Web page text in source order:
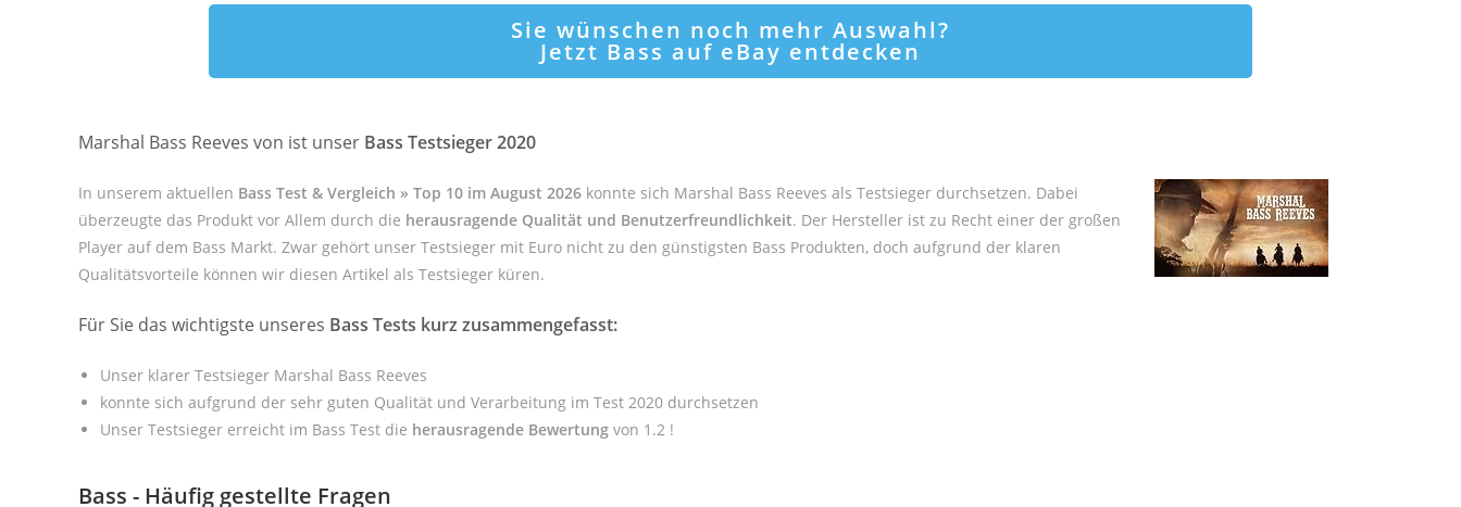
Sie wünschen noch mehr Auswahl?
Jetzt Bass auf eBay entdecken
Marshal Bass Reeves von ist unser Bass Testsieger 2020
In unserem aktuellen Bass Test & Vergleich » Top 10 im August 2026 konnte sich Marshal Bass Reeves als Testsieger durchsetzen. Dabei
überzeugte das Produkt vor Allem durch die herausragende Qualität und Benutzerfreundlichkeit. Der Hersteller ist zu Recht einer der großen
Player auf dem Bass Markt. Zwar gehört unser Testsieger mit Euro nicht zu den günstigsten Bass Produkten, doch aufgrund der klaren
Qualitätsvorteile können wir diesen Artikel als Testsieger küren.
Für Sie das wichtigste unseres Bass Tests kurz zusammengefasst:
Unser klarer Testsieger Marshal Bass Reeves
konnte sich aufgrund der sehr guten Qualität und Verarbeitung im Test 2020 durchsetzen
Unser Testsieger erreicht im Bass Test die herausragende Bewertung von 1.2 !
Bass - Häufig gestellte Fragen